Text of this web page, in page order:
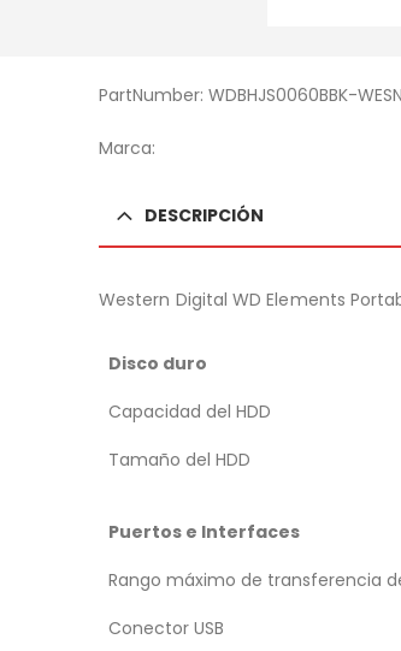
PartNumber: WDBHJS0060BBK-WESN
Marca:
DESCRIPCIÓN
Western Digital WD Elements
Disco duro
Capacidad del HDD
Tamaño del HDD
Puertos e Interfaces
Rango máximo de transferencia
Conector USB